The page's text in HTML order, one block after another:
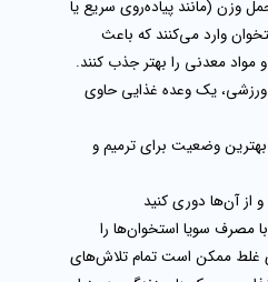
وزن (مانند پیاده‌روی سریع یا
وارد می‌کنند که باعث
معدنی را بهتر جذب کنند.
یک وعده غذایی حاوی
وضعیت برای ترمیم و
از آن‌ها دوری کنید
مصرف سویا استخوان‌ها را
غلط ممکن است تمام تلاش‌های